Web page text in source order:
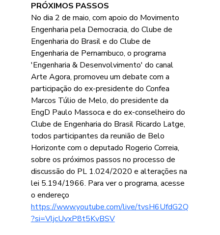
PRÓXIMOS PASSOS
No dia 2 de maio, com apoio do Movimento
Engenharia pela Democracia, do Clube de
Engenharia do Brasil e do Clube de
Engenharia de Pernambuco, o programa
'Engenharia & Desenvolvimento' do canal
Arte Agora, promoveu um debate com a
participação do ex-presidente do Confea
Marcos Túlio de Melo, do presidente da
EngD Paulo Massoca e do ex-conselheiro do
Clube de Engenharia do Brasil Ricardo Latge,
todos participantes da reunião de Belo
Horizonte com o deputado Rogerio Correia,
sobre os próximos passos no processo de
discussão do PL 1.024/2020 e alterações na
lei 5.194/1966. Para ver o programa, acesse
o endereço
https://www.youtube.com/live/tvsH6UfdG2Q
?si=VljcUvxP8t5KvBSV